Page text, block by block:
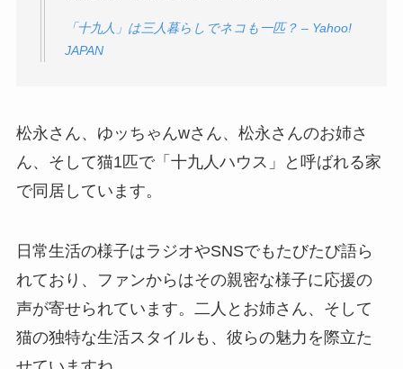
「十九人」は三人暮らしでネコも一匹？ – Yahoo!
JAPAN
松永さん、ゆッちゃんwさん、松永さんのお姉さ
ん、そして猫1匹で「十九人ハウス」と呼ばれる家
で同居しています。
日常生活の様子はラジオやSNSでもたびたび語ら
れており、ファンからはその親密な様子に応援の
声が寄せられています。二人とお姉さん、そして
猫の独特な生活スタイルも、彼らの魅力を際立た